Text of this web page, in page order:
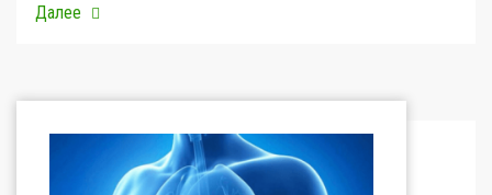
Далее